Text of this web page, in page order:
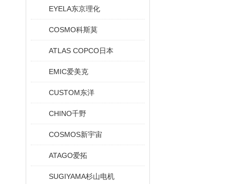
EYELA东京理化
COSMO科斯莫
ATLAS COPCO日本
EMIC爱美克
CUSTOM东洋
CHINO千野
COSMOS新宇宙
ATAGO爱拓
SUGIYAMA杉山电机